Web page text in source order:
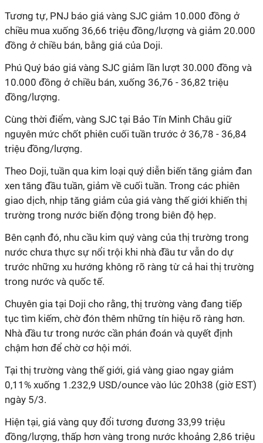
Tương tự, PNJ báo giá vàng SJC giảm 10.000 đồng ở
chiều mua xuống 36,66 triệu đồng/lượng và giảm 20.000
đồng ở chiều bán, bằng giá của Doji.
Phú Quý báo giá vàng SJC giảm lần lượt 30.000 đồng và
10.000 đồng ở chiều bán, xuống 36,76 - 36,82 triệu
đồng/lượng.
Cùng thời điểm, vàng SJC tại Bảo Tín Minh Châu giữ
nguyên mức chốt phiên cuối tuần trước ở 36,78 - 36,84
triệu đồng/lượng.
Theo Doji, tuần qua kim loại quý diễn biến tăng giảm đan
xen tăng đầu tuần, giảm về cuối tuần. Trong các phiên
giao dịch, nhịp tăng giảm của giá vàng thế giới khiến thị
trường trong nước biến động trong biên độ hẹp.
Bên cạnh đó, nhu cầu kim quý vàng của thị trường trong
nước chưa thực sự nổi trội khi nhà đầu tư vẫn do dự
trước những xu hướng không rõ ràng từ cả hai thị trường
trong nước và quốc tế.
Chuyên gia tại Doji cho rằng, thị trường vàng đang tiếp
tục tìm kiếm, chờ đón thêm những tín hiệu rõ ràng hơn.
Nhà đầu tư trong nước cần phán đoán và quyết định
chậm hơn để chờ cơ hội mới.
Tại thị trường vàng thế giới, giá vàng giao ngay giảm
0,11% xuống 1.232,9 USD/ounce vào lúc 20h38 (giờ EST)
ngày 5/3.
Hiện tại, giá vàng quy đổi tương đương 33,99 triệu
đồng/lượng, thấp hơn vàng trong nước khoảng 2,86 triệu